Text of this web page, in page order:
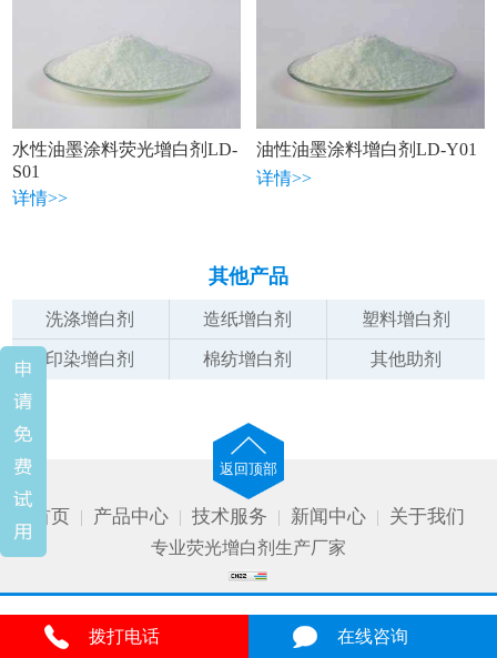
水性油墨涂料荧光增白剂LD-
S01
详情>>
油性油墨涂料增白剂LD-Y01
详情>>
其他产品
洗涤增白剂 造纸增白剂 塑料增白剂
印染增白剂 棉纺增白剂 其他助剂
返回顶部
首页 | 产品中心 | 技术服务 | 新闻中心 | 关于我们
专业荧光增白剂 生产厂家
拨打电话 在线咨询